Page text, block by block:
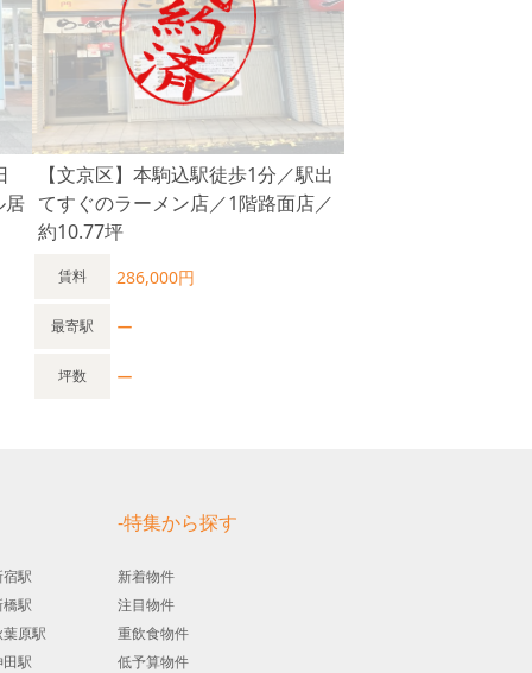
居
【文京区】本駒込駅徒歩1分／駅出
てすぐのラーメン店／1階路面店／
約10.77坪
賃料 286,000円
最寄駅 ー
坪数 ー
駅
駅
葉原駅
駅
-特集から探す
新着物件
注目物件
重飲食物件
低予算物件